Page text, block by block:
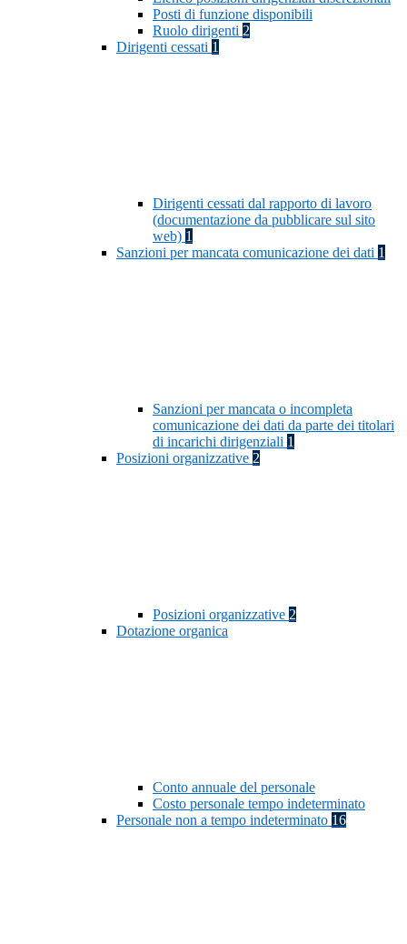
Posti di funzione disponibili
Ruolo dirigenti 2
Dirigenti cessati 1
Dirigenti cessati dal rapporto di lavoro
(documentazione da pubblicare sul sito
web) 1
Sanzioni per mancata comunicazione dei dati 1
Sanzioni per mancata o incompleta
comunicazione dei dati da parte dei titolari
di incarichi dirigenziali 1
Posizioni organizzative 2
Posizioni organizzative 2
Dotazione organica
Conto annuale del personale
Costo personale tempo indeterminato
Personale non a tempo indeterminato 16